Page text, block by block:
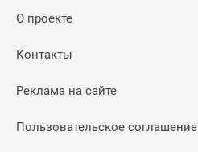
О проекте
Контакты
Реклама на сайте
Пользовательское соглашение